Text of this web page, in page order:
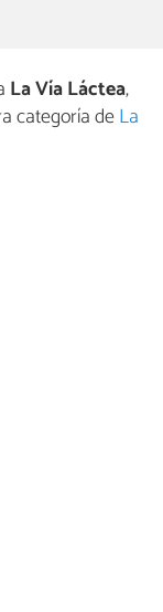
La Vía Láctea,
categoría deLa